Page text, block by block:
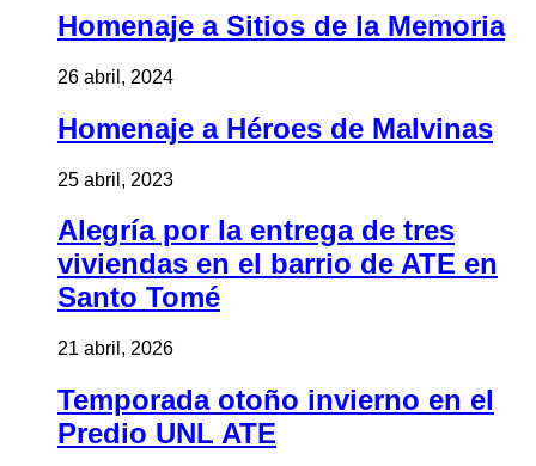
Homenaje a Sitios de la Memoria
26 abril, 2024
Homenaje a Héroes de Malvinas
25 abril, 2023
Alegría por la entrega de tres
viviendas en el barrio de ATE en
Santo Tomé
21 abril, 2026
Temporada otoño invierno en el
Predio UNL ATE